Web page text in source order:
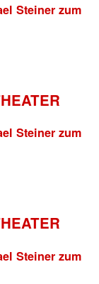
Steiner zum
Steiner zum
Steiner zum